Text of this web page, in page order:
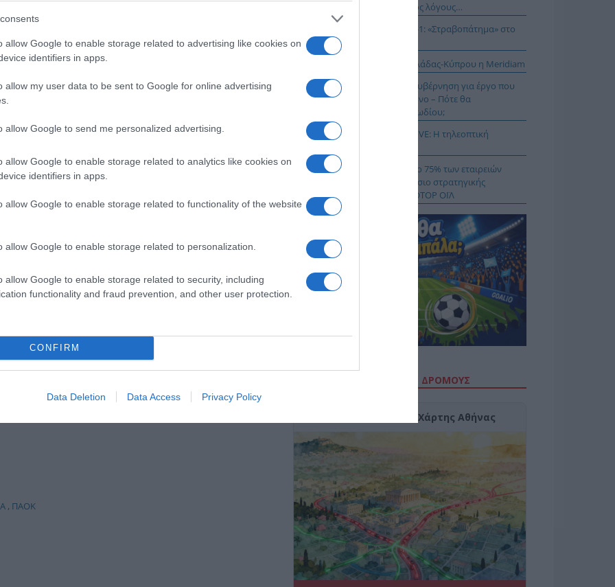
allow Google to enable storage related to advertising like cookies on
identifiers in apps.
allow my user data to be sent to Google for online advertising
allow Google to send me personalized advertising.
allow Google to enable storage related to analytics like cookies on
identifiers in apps.
allow Google to enable storage related to functionality of the website
allow Google to enable storage related to personalization.
allow Google to enable storage related to security, including
functionality and fraud prevention, and other user protection.
CONFIRM
Data Deletion Data Access Privacy Policy
«Supermax» με τον Will Smith
Τηλεοπτικά «Μαγειρέματα», Ψηφιακοί
Πόλεμοι και ένα… Τσουνάμι Αλλαγών: Η
των Ελληνικών Media
συμπαρασύρει την κυβέρνηση
Ο καιρός των επομένων ημερών:
Κανονικός Αύγουστος με δυνατούς
θερμοκρασίας
, ΠΑΟΚ
Ξύπνησαν, αλλά για τους λάθος λόγους…
Παναθηναϊκός – ΤΣΣΚΑ 1948 1-1: «Στραβοπάτημα» στο
ΟΑΚΑ
GSI: Στο έργο διασύνδεσης Ελλάδας-Κύπρου η Meridiam
ΕΛ.Α.Σ Να μην πανηγυρίζει η κυβέρνηση για έργο που
έχει παγώσει εδώ και έναν χρόνο – Πότε θα
ολοκληρωθεί το έργο του καλωδίου;
Παναθηναϊκός – ΤΣΣΚΑ 1948 LIVE: Η τηλεοπτική
Ο Όμιλος AKTOR εξαγοράζει το 75% των εταιρειών
ΗΛΕΚΤΩΡ και THALIS στο πλαίσιο στρατηγικής
συνεργασίας με τον Όμιλο ΜΟΤΟΡ ΟΪΛ
ΔΕΙΤΕ ΤΗΝ ΚΙΝΗΣΗ ΣΤΟΥΣ ΔΡΌΜΟΥΣ
Κίνηση Τώρα: Live Χάρτης Αθήνας